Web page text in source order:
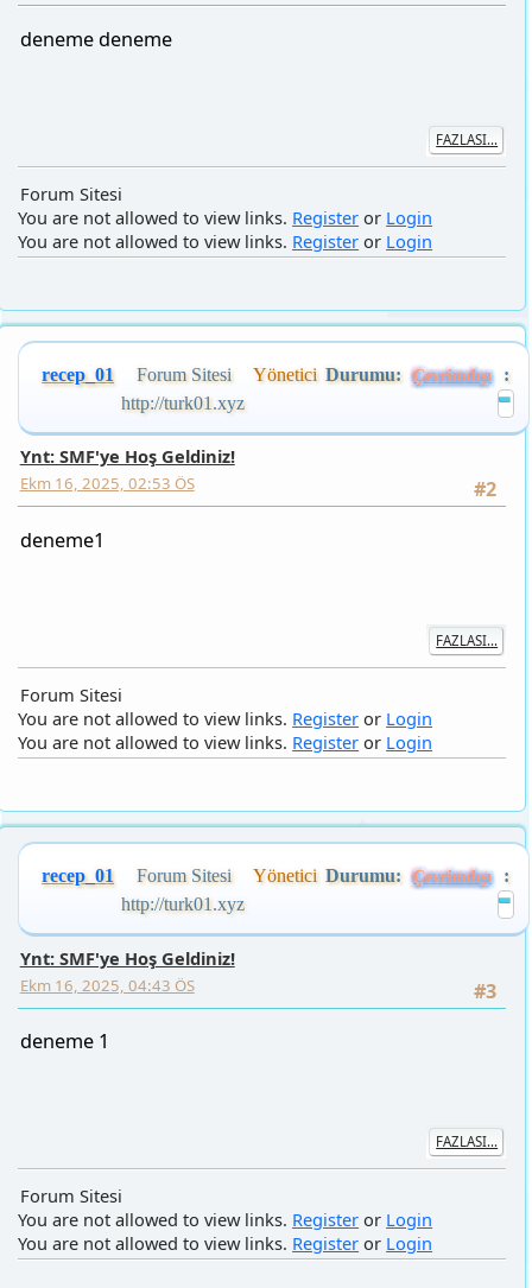
Forum Sitesi
You are not allowed to view links.
You are not allowed to view links. RegisterorLogin
recep_01
Forum Sitesi
http://turk01.xyz
Yönetici Durumu: Çevrimdışı :
Ynt: SMF'ye Hoş Geldiniz!
Ekm 16, 2025, 02:53 ÖS
deneme1
Forum Sitesi
You are not allowed to view links.
You are not allowed to view links. RegisterorLogin
recep_01
Forum Sitesi
http://turk01.xyz
Yönetici Durumu: Çevrimdışı :
Ynt: SMF'ye Hoş Geldiniz!
Ekm 16, 2025, 04:43 ÖS
deneme 1
You are not allowed to view links.